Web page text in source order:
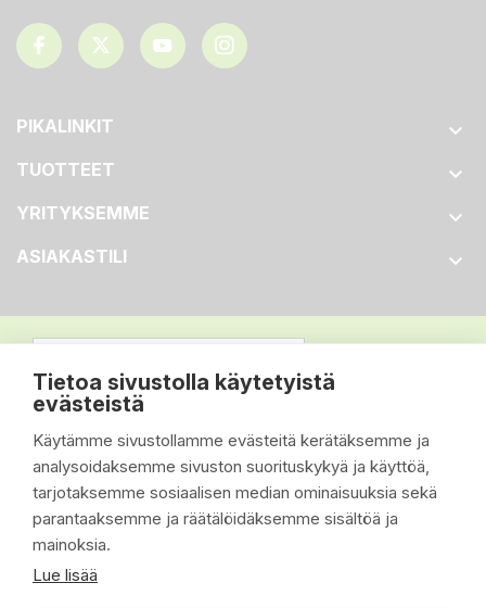
Tietoa sivustolla käytetyistä
evästeistä
Käytämme sivustollamme evästeitä kerätäksemme ja
analysoidaksemme sivuston suorituskykyä ja käyttöä,
tarjotaksemme sosiaalisen median ominaisuuksia sekä
parantaaksemme ja räätälöidäksemme sisältöä ja
mainoksia.
Lue lisää
PIKALINKIT 
TUOTTEET 
YRITYKSEMME 
ASIAKASTILI 